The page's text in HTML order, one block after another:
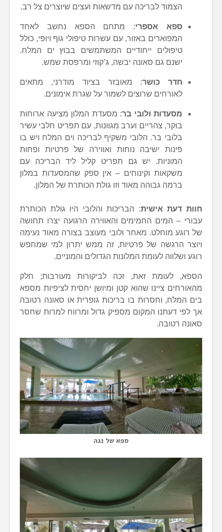
הצמוד לבריכה עם מדשאות ועצים שיוצרים צל רב.
ספא אספרי: מתחם הספא נחשב לאחד
המפוארים באזור, עם עשרות טיפולי גוף ויופי, כולל
טיפולים ייחודיים המשתמשים בבוץ ים המלח.
ישנם גם סאונה יבשה, ג’קוזי ומרפסת שמש.
חדר כושר: מאובזר בציוד מודרני, מתאים
לאורחים שרוצים לשמור על שגרת אימונים.
מסעדות ולובי בר: מסעדת המלון מציעה ארוחות
בוקר, צהריים וערב מגוונות, עם תפריט חלבי עשיר
בלובי בר. הלובי משקיף לבריכה וים המלח ויש בו
פינות ישיבה נוחות ואווירה של פרטיות ופחות
המוניות. יש גם תפריט קליל ליד הבריכה עם
משקאות וקינוחים – אין ספק שהמסעדות במלון
ברמה גבוהה מאוד וזו גולת הכותרת של המלון.
חוות דעת אישית: הבריכות והלובי היו גולת הכותרת
עבורי – המים החמימים והאווירה הרגועה יצרו תחושה
של רוגע מוחלט. מאחר ולובי מעוצב בצורה מאוד נעימה
ויוצר הרגשה של פרטיות, זה ממש יתרון למי שמחפש
רוגע ושלווה לעומת המלונות הגדולים והמוניים.
הספא, לעומת זאת, זכה לביקורות מעורבות; חלק
מהאורחים ציינו שהוא קטן ומיושן יחסית לציפיות מספא
בים המלח, וחסרות בו בריכות גופרית או סאונה רטובה
אך לפי דעתנו המקום מספיק גדול ומרווח למרות שחסר
סאונה רטובה.
ספא של נגה